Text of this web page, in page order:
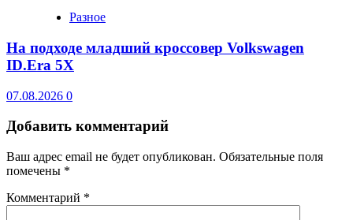
Разное
На подходе младший кроссовер Volkswagen
ID.Era 5X
07.08.2026 0
Добавить комментарий
Ваш адрес email не будет опубликован. Обязательные поля
помечены *
Комментарий *